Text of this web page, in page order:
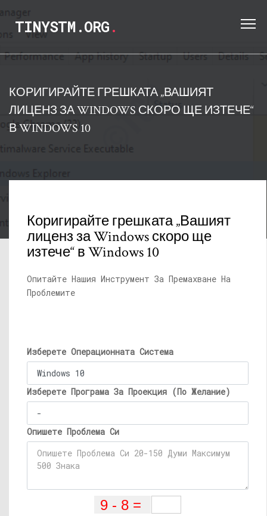
TINYSTM.ORG.
КОРИГИРАЙТЕ ГРЕШКАТА „ВАШИЯТ
ЛИЦЕНЗ ЗА WINDOWS СКОРО ЩЕ ИЗТЕЧЕ“
В WINDOWS 10
Коригирайте грешката „Вашият
лиценз за Windows скоро ще
изтече“ в Windows 10
Опитайте Нашия Инструмент За Премахване На
Проблемите
Изберете Операционната Система
Изберете Програма За Проекция (По Желание)
Опишете Проблема Си